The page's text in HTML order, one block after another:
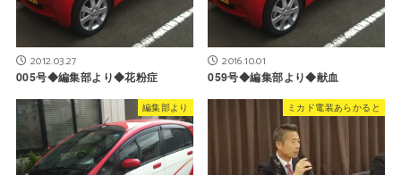
2012.03.27
005号◆編集部より◆花粉症
2016.10.01
059号◆編集部より◆献血
編集部より ミカド電装あらかると